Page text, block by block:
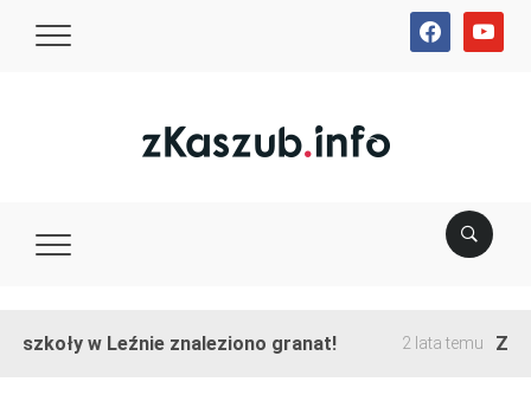
facebookyoutube
szkoły w Leźnie znaleziono granat! 2 lata temu